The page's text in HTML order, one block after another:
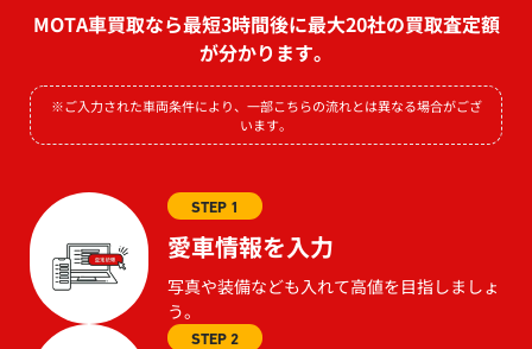
MOTA車買取なら最短3時間後に最大20社の買取査定額
が分かります。
※ご入力された車両条件により、一部こちらの流れとは異なる場合がござ
います。
STEP 1
愛車情報を入力
写真や装備なども入れて高値を目指しましょ
う。
STEP 2